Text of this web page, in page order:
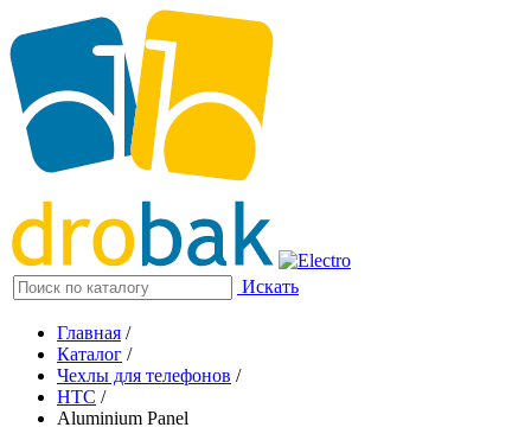
Искать
Главная /
Каталог /
Чехлы для телефонов /
HTC /
Aluminium Panel